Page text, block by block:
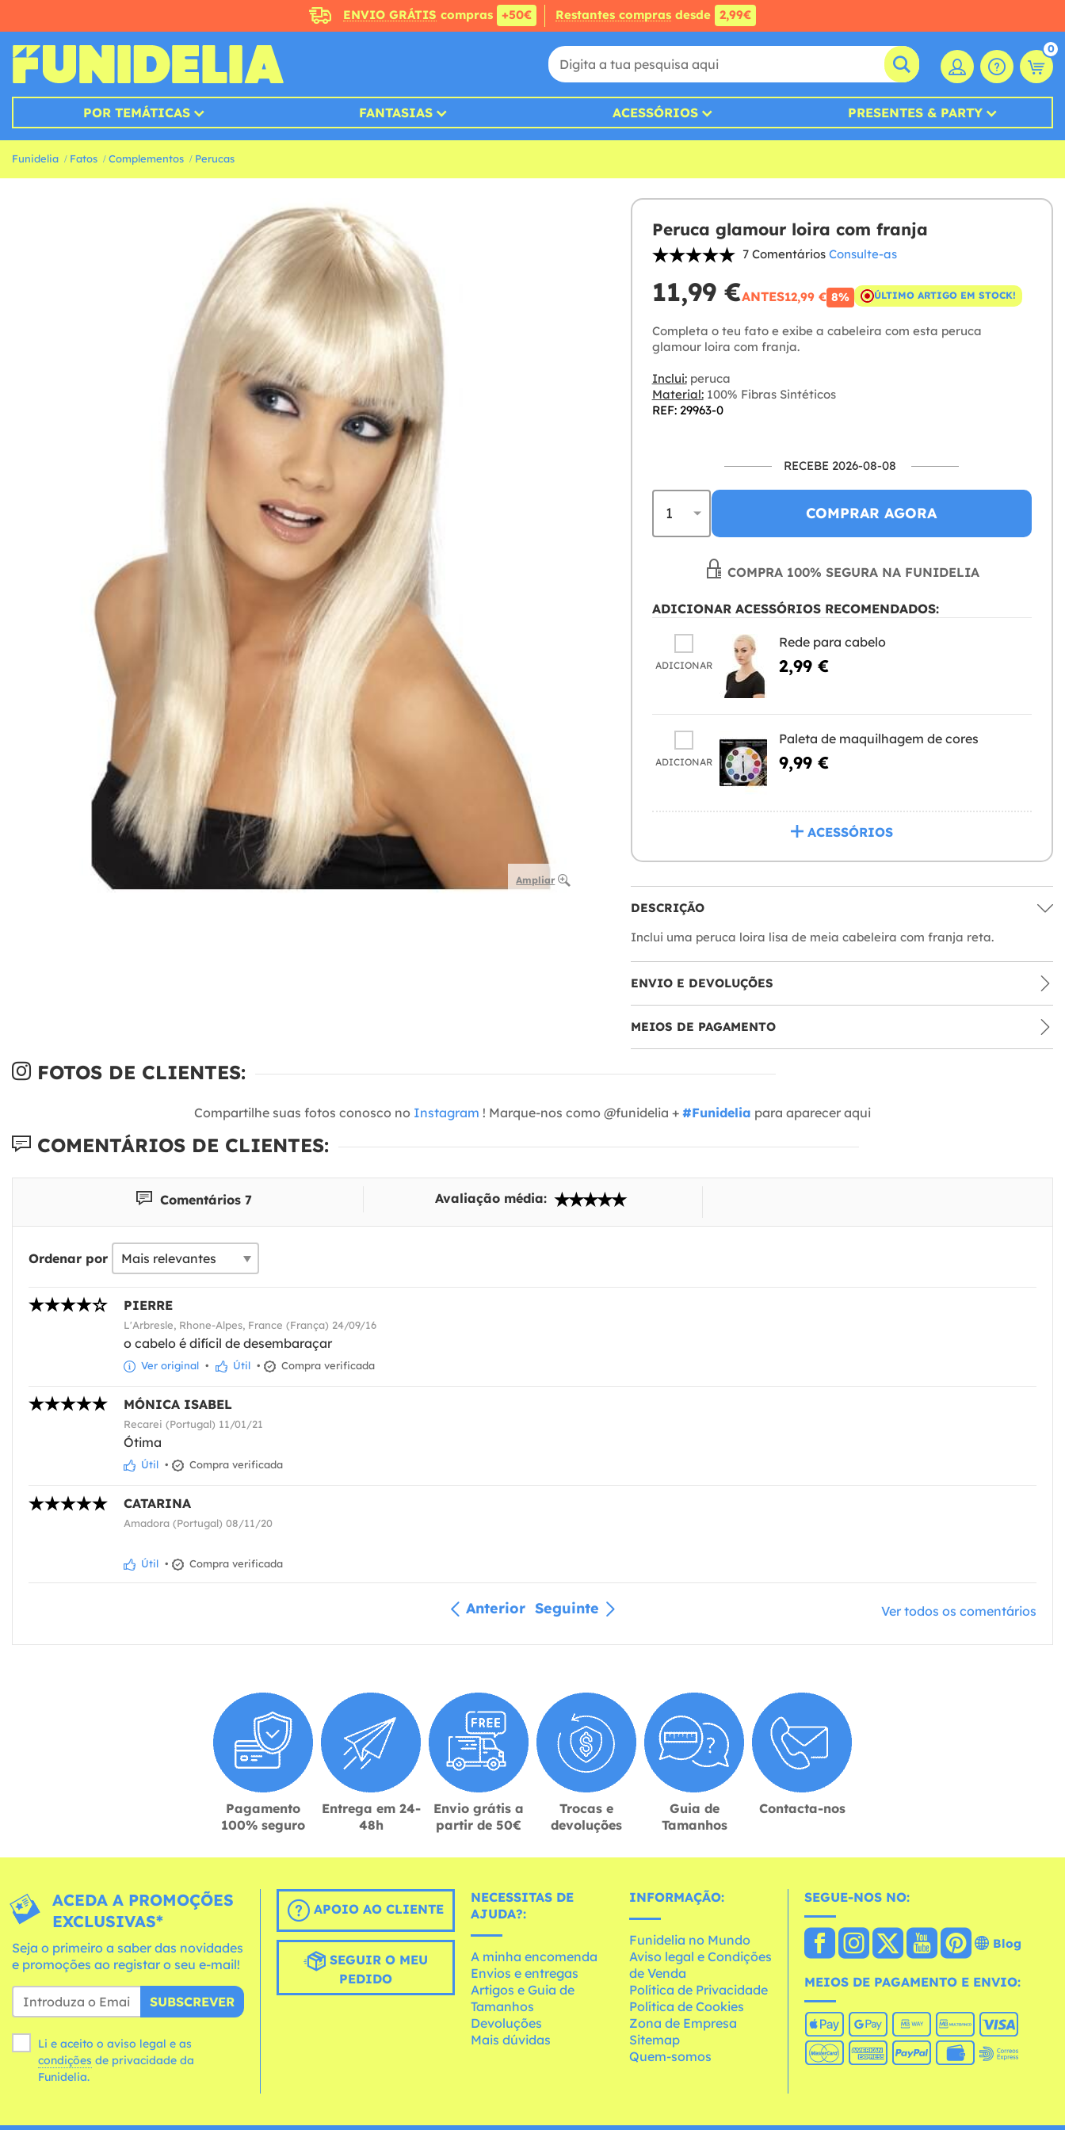
ENVIO GRÁTIS compras +50€ Restantes compras desde 2,99€
0
POR TEMÁTICAS FANTASIAS ACESSÓRIOS PRESENTES & PARTY
Funidelia Fatos Complementos Perucas
Ampliar
Peruca glamour loira com franja
7 Comentários Consulte-as
11,99 €ANTES12,99 € 8% ÚLTIMO ARTIGO EM STOCK!
Completa o teu fato e exibe a cabeleira com esta peruca
glamour loira com franja.
Inclui:peruca
Material:100% Fibras Sintéticos
REF: 29963-0
RECEBE 2026-08-08
COMPRAR AGORA
COMPRA 100% SEGURA NA FUNIDELIA
ADICIONAR ACESSÓRIOS RECOMENDADOS:
ADICIONAR
Rede para cabelo
2,99 €
ADICIONAR
Paleta de maquilhagem de cores
9,99 €
ACESSÓRIOS
DESCRIÇÃO
Inclui uma peruca loira lisa de meia cabeleira com franja reta.
ENVIO E DEVOLUÇÕES
MEIOS DE PAGAMENTO
FOTOS DE CLIENTES:
Compartilhe suas fotos conosco no Instagram ! Marque-nos como @funidelia + #Funidelia para aparecer aqui
COMENTÁRIOS DE CLIENTES:
Comentários 7 Avaliação média:
Ordenar por
PIERRE
L'Arbresle, Rhone-Alpes, France (França) 24/09/16
o cabelo é difícil de desembaraçar
Ver original • Útil • Compra verificada
MÓNICA ISABEL
Recarei (Portugal) 11/01/21
Ótima
Útil • Compra verificada
CATARINA
Amadora (Portugal) 08/11/20
Útil • Compra verificada
Anterior Seguinte Ver todos os comentários
Pagamento
100% seguro
Entrega em 24-
48h
Envio grátis a
partir de 50€
Trocas e
devoluções
Guia de
Tamanhos
Contacta-nos
ACEDA A PROMOÇÕES
EXCLUSIVAS*
Seja o primeiro a saber das novidades
e promoções ao registar o seu e-mail!
SUBSCREVER
Li e aceito o aviso legal e as
condições
Funidelia.
APOIO AO CLIENTE
SEGUIR O MEU
PEDIDO
NECESSITAS DE
AJUDA?:
A minha encomenda
Envios e entregas
Artigos e Guia de
Tamanhos
Devoluções
Mais dúvidas
INFORMAÇÃO:
Funidelia no Mundo
Aviso legal e Condições
de Venda
Política de Privacidade
Política de Cookies
Zona de Empresa
Sitemap
Quem-somos
SEGUE-NOS NO:
Blog
MEIOS DE PAGAMENTO E ENVIO: